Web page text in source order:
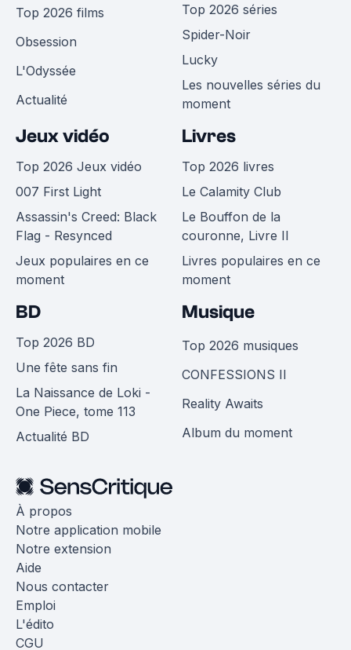
Top 2026 films
Obsession
L'Odyssée
Actualité
Top 2026 séries
Spider-Noir
Lucky
Les nouvelles séries du
moment
Jeux vidéo
Top 2026 Jeux vidéo
007 First Light
Assassin's Creed: Black
Flag - Resynced
Jeux populaires en ce
moment
Livres
Top 2026 livres
Le Calamity Club
Le Bouffon de la
couronne, Livre II
Livres populaires en ce
moment
BD
Top 2026 BD
Une fête sans fin
La Naissance de Loki -
One Piece, tome 113
Actualité BD
Musique
Top 2026 musiques
CONFESSIONS II
Reality Awaits
Album du moment
À propos
Notre application mobile
Notre extension
Aide
Nous contacter
Emploi
L'édito
CGU